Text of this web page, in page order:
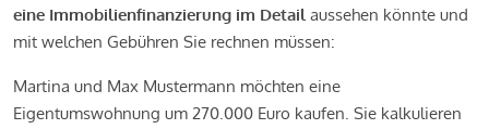
eine Immobilienfinanzierung im Detail aussehen könnte und
mit welchen Gebühren Sie rechnen müssen:
Martina und Max Mustermann möchten eine
Eigentumswohnung um 270.000 Euro kaufen. Sie kalkulieren